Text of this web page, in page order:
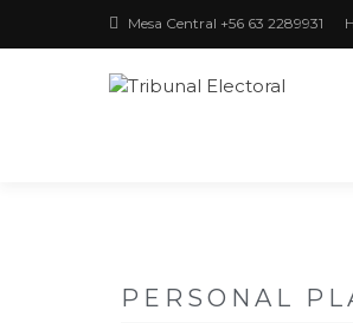
Mesa Central +56 63 2289931
PERSONAL